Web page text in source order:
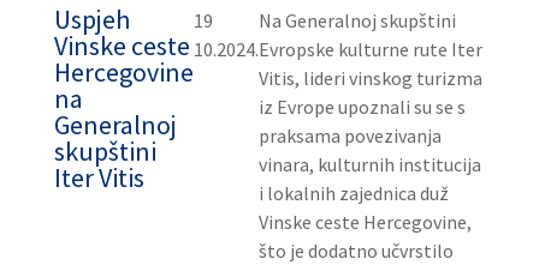
Uspjeh
Vinske ceste
Hercegovine
na
Generalnoj
skupštini
Iter Vitis
19
10.2024.
Na Generalnoj skupštini
Evropske kulturne rute Iter
Vitis, lideri vinskog turizma
iz Evrope upoznali su se s
praksama povezivanja
vinara, kulturnih institucija
i lokalnih zajednica duž
Vinske ceste Hercegovine,
što je dodatno učvrstilo